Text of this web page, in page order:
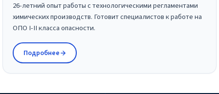
26-летний опыт работы с технологическими регламентами
химических производств. Готовит специалистов к работе на
ОПО I-II класса опасности.
Подробнее